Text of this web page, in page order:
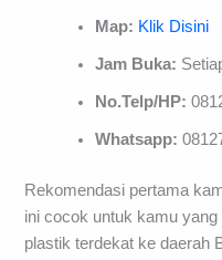
Map: Klik Disini
Jam Buka:
No.Telp/HP:
Whatsapp:
Rekomendasi pertama
ini cocok untuk kamu
plastik terdekat ke daerah